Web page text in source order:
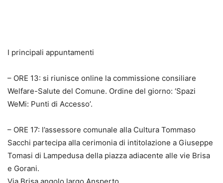
I principali appuntamenti
– ORE 13: si riunisce online la commissione consiliare
Welfare-Salute del Comune. Ordine del giorno: ‘Spazi
WeMi: Punti di Accesso’.
– ORE 17: l’assessore comunale alla Cultura Tommaso
Sacchi partecipa alla cerimonia di intitolazione a Giuseppe
Tomasi di Lampedusa della piazza adiacente alle vie Brisa
e Gorani.
Via Brisa angolo largo Ansperto